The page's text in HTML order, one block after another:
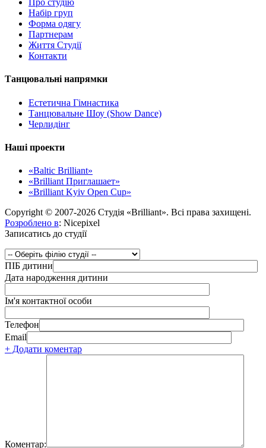
Про студію
Набір груп
Форма одягу
Партнерам
Життя Студії
Контакти
Танцювальні напрямки
Естетична Гімнастика
Танцювальне Шоу (Show Dance)
Черлидінг
Наші проекти
«Baltic Brilliant»
«Brilliant Приглашает»
«Brilliant Kyiv Open Cup»
Copyright © 2007-2026 Студія «Brilliant». Всі права захищені.
Розроблено в: Nicepixel
Записатись до студії
ПІБ дитини
Дата народження дитини
Ім'я контактної особи
Телефон
Email
+ Додати коментар
Коментар: